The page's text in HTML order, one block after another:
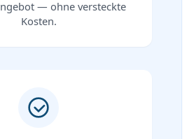
— ohne versteckte
Kosten.